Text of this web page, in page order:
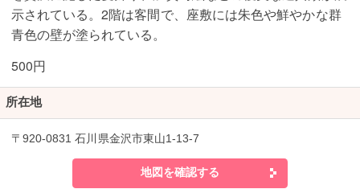
示されている。2階は客間で、座敷には朱色や鮮やかな群
青色の壁が塗られている。
500円
所在地
〒920-0831 石川県金沢市東山1-13-7
地図を確認する